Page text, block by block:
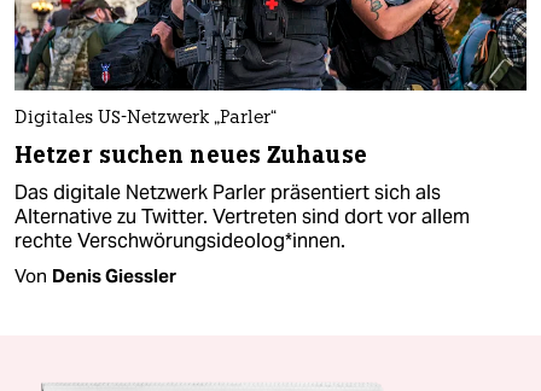
Digitales US-Netzwerk „Parler“
Hetzer suchen neues Zuhause
Das digitale Netzwerk Parler präsentiert sich als
Alternative zu Twitter. Vertreten sind dort vor allem
rechte Verschwörungsideolog*innen.
Von Denis Giessler